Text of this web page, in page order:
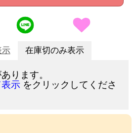
示 在庫切のみ表示
ります。
示 をクリックしてくださ